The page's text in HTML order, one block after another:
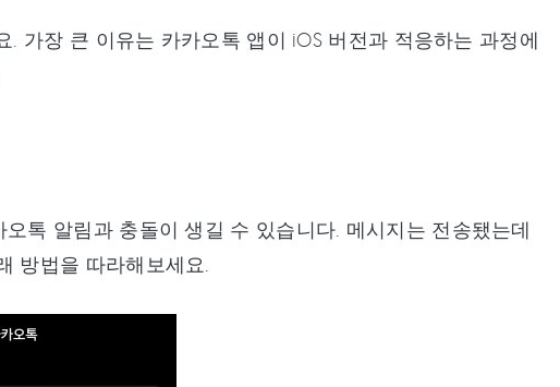
가장 큰 이유는 카카오톡 앱이 iOS 버전과 적응하는 과정에
톡 알림과 충돌이 생길 수 있습니다. 메시지는 전송됐는데
방법을 따라해보세요.